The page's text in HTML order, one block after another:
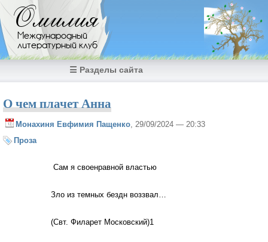
Перейти к основному содержанию
Омилия
Международный
литературный клуб
☰ Разделы сайта
О чем плачет Анна
Монахиня Евфимия Пащенко , 29/09/2024 — 20:33
Проза
Сам я своенравной властью
Зло из темных бездн воззвал…
(Свт. Филарет Московский)1